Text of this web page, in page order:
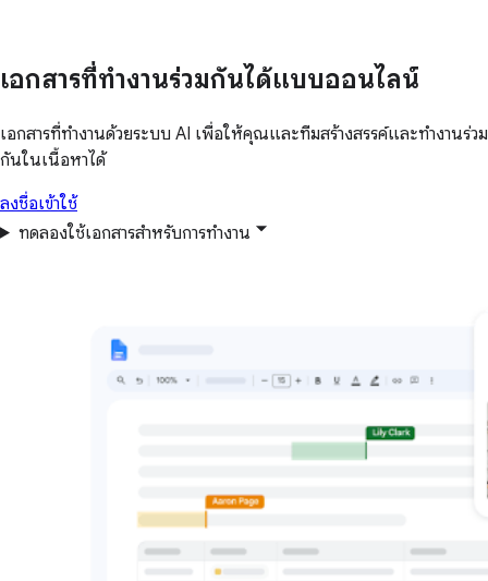
เอกสารที่ทำงานร่วมกันได้แบบออนไลน์
เอกสารที่ทำงานด้วยระบบ AI เพื่อให้คุณและทีมสร้างสรรค์และทำงานร่วม
กันในเนื้อหาได้
ลงชื่อเข้าใช้
ทดลองใช้เอกสารสำหรับการทำงาน